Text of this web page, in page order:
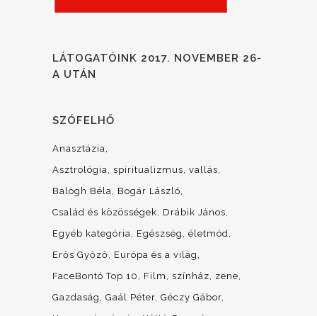
LÁTOGATÓINK 2017. NOVEMBER 26-
A UTÁN
SZÓFELHŐ
Anasztázia
Asztrológia, spiritualizmus, vallás
Balogh Béla
Bogár László
Család és közösségek
Drábik János
Egyéb kategória
Egészség, életmód
Erős Győző
Európa és a világ
FaceBontó Top 10
Film, színház, zene
Gazdaság
Gaál Péter Géczy Gábor